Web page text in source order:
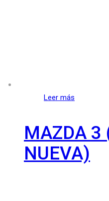
Leer más
MAZDA 3
NUEVA)